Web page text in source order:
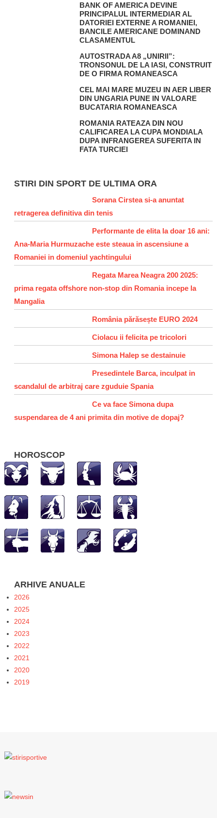
BANK OF AMERICA DEVINE
PRINCIPALUL INTERMEDIAR AL
DATORIEI EXTERNE A ROMANIEI,
BANCILE AMERICANE DOMINAND
CLASAMENTUL
AUTOSTRADA A8 „UNIRII”:
TRONSONUL DE LA IASI, CONSTRUIT
DE O FIRMA ROMANEASCA
CEL MAI MARE MUZEU IN AER LIBER
DIN UNGARIA PUNE IN VALOARE
BUCATARIA ROMANEASCA
ROMANIA RATEAZA DIN NOU
CALIFICAREA LA CUPA MONDIALA
DUPA INFRANGEREA SUFERITA IN
FATA TURCIEI
STIRI DIN SPORT DE ULTIMA ORA
Sorana Cirstea si-a anuntat
retragerea definitiva din tenis
Performante de elita la doar 16 ani:
Ana-Maria Hurmuzache este steaua in ascensiune a
Romaniei in domeniul yachtingului
Regata Marea Neagra 200 2025:
prima regata offshore non-stop din Romania incepe la
Mangalia
România părăsește EURO 2024
Ciolacu ii felicita pe tricolori
Simona Halep se destainuie
Presedintele Barca, inculpat in
scandalul de arbitraj care zguduie Spania
Ce va face Simona dupa
suspendarea de 4 ani primita din motive de dopaj?
HOROSCOP
ARHIVE ANUALE
2026
2025
2024
2023
2022
2021
2020
2019